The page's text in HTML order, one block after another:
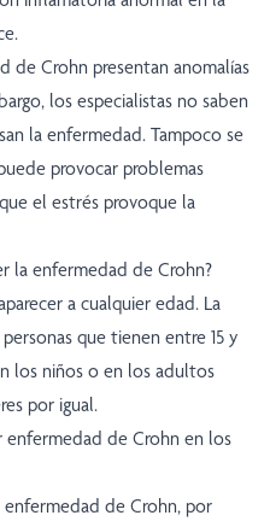
de Crohn presentan anomalías
los especialistas no saben
la enfermedad. Tampoco se
provocar problemas
el estrés provoque la
la enfermedad de Crohn?
a cualquier edad. La
que tienen entre 15 y
los niños o en los adultos
por igual.
enfermedad de Crohn en los
de Crohn, por